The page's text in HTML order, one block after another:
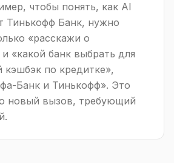
чтобы понять, как AI
Тинькофф Банк, нужно
«расскажи о
«какой банк выбрать для
по кредитке»,
Банк и Тинькофф». Это
новый вызов, требующий